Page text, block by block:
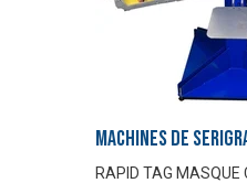
MACHINES DE
RAPID TAG